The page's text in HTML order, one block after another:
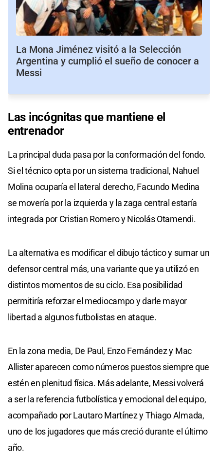
La Mona Jiménez visitó a la Selección
Argentina y cumplió el sueño de conocer a
Messi
Las incógnitas que mantiene el
entrenador
La principal duda pasa por la conformación del fondo.
Si el técnico opta por un sistema tradicional, Nahuel
Molina ocuparía el lateral derecho, Facundo Medina
se movería por la izquierda y la zaga central estaría
integrada por Cristian Romero y Nicolás Otamendi.
La alternativa es modificar el dibujo táctico y sumar un
defensor central más, una variante que ya utilizó en
distintos momentos de su ciclo. Esa posibilidad
permitiría reforzar el mediocampo y darle mayor
libertad a algunos futbolistas en ataque.
En la zona media, De Paul, Enzo Fernández y Mac
Allister aparecen como números puestos siempre que
estén en plenitud física. Más adelante, Messi volverá
a ser la referencia futbolística y emocional del equipo,
acompañado por Lautaro Martínez y Thiago Almada,
uno de los jugadores que más creció durante el último
año.